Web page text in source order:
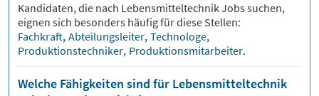
Kandidaten, die nach LebensmitteltechnikJobs suchen,
eignen sich besonders häufig für diese Stellen:
Fachkraft, Abteilungsleiter, Technologe,
Produktionstechniker, Produktionsmitarbeiter.
Welche Fähigkeiten sind für Lebensmitteltechnik